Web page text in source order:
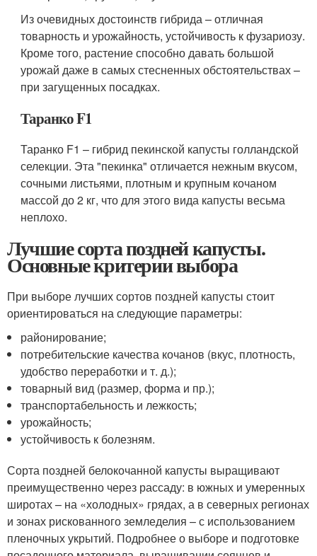
Из очевидных достоинств гибрида – отличная
товарность и урожайность, устойчивость к фузариозу.
Кроме того, растение способно давать большой
урожай даже в самых стесненных обстоятельствах –
при загущенных посадках.
Таранко F1
Таранко F1 – гибрид пекинской капусты голландской
селекции. Эта "пекинка" отличается нежным вкусом,
сочными листьями, плотным и крупным кочаном
массой до 2 кг, что для этого вида капусты весьма
неплохо.
Лучшие сорта поздней капусты.
Основные критерии выбора
При выборе лучших сортов поздней капусты стоит
ориентироваться на следующие параметры:
районирование;
потребительские качества кочанов (вкус, плотность,
удобство переработки и т. д.);
товарный вид (размер, форма и пр.);
транспортабельность и лежкость;
урожайность;
устойчивость к болезням.
Сорта поздней белокочанной капусты выращивают
преимущественно через рассаду: в южных и умеренных
широтах – на «холодных» грядах, а в северных регионах
и зонах рискованного земледелия – с использованием
пленочных укрытий. Подробнее о выборе и подготовке